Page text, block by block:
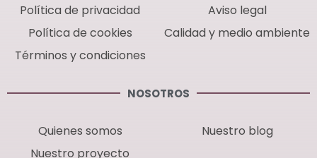
Política de privacidad
Política de cookies
Términos y condiciones
Aviso legal
Calidad y medio ambiente
NOSOTROS
Quienes somos
Nuestro proyecto
Nuestro blog